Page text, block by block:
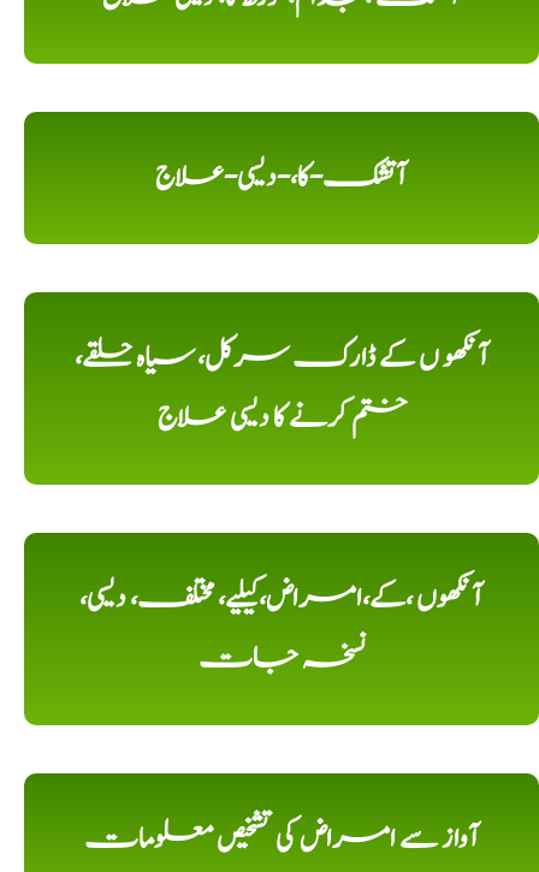
آتشک-کا،-دیسی-علاج
آنکھو ں کے ڈارک سرکل، سیاہ حلقے،
ختم کرنے کا دیسی علاج
آنکھوں ،کے،امراض،کیلیے، مختلف، دیسی،
نسخہ جات
آواز سے امراض کی تشخیص معلومات